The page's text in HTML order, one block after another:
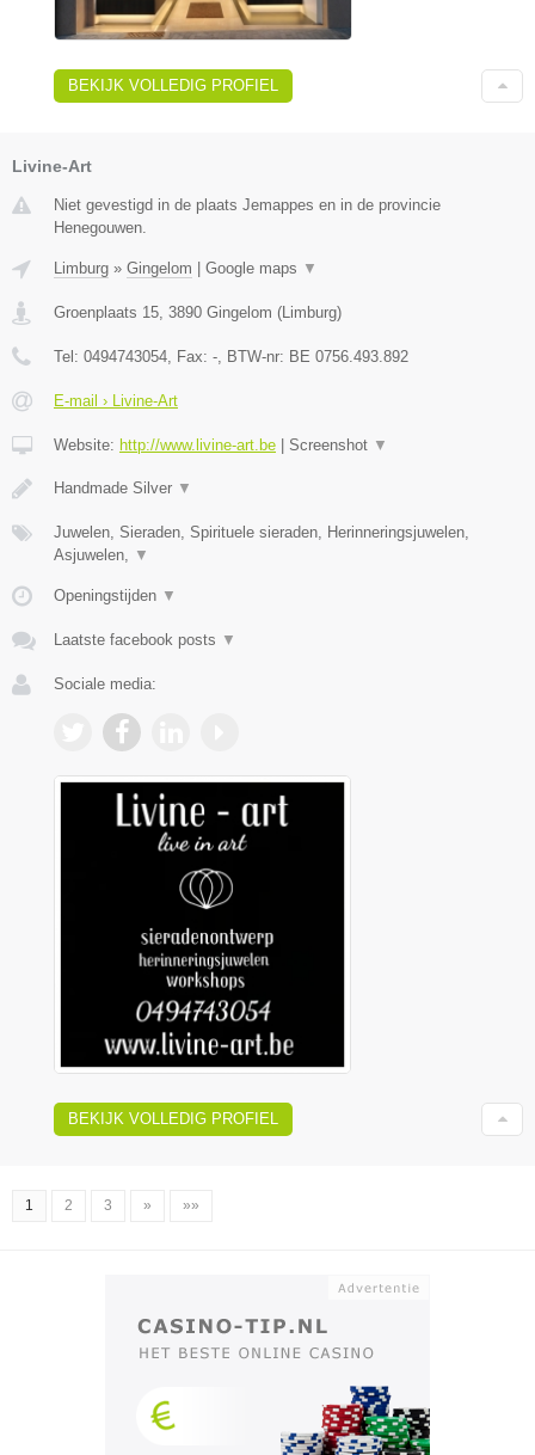
BEKIJK VOLLEDIG PROFIEL
Livine-Art
Niet gevestigd in de plaats Jemappes en in de provincie
Henegouwen.
Limburg » Gingelom Google maps ▼
Groenplaats 15, 3890 Gingelom (Limburg)
Tel: 0494743054, Fax: -, BTW-nr: BE 0756.493.892
E-mail › Livine-Art
Website: http://www.livine-art.be Screenshot ▼
Handmade Silver ▼
Juwelen, Sieraden, Spirituele sieraden, Herinneringsjuwelen,
Asjuwelen, ▼
Openingstijden ▼
Laatste facebook posts ▼
Sociale media:
BEKIJK VOLLEDIG PROFIEL
1 2 3 » »»